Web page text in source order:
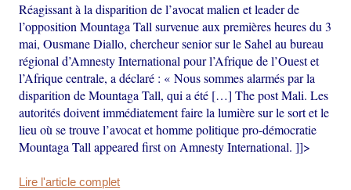
Réagissant à la disparition de l’avocat malien et leader de
l’opposition Mountaga Tall survenue aux premières heures du 3
mai, Ousmane Diallo, chercheur senior sur le Sahel au bureau
régional d’Amnesty International pour l’Afrique de l’Ouest et
l’Afrique centrale, a déclaré : « Nous sommes alarmés par la
disparition de Mountaga Tall, qui a été […] The post Mali. Les
autorités doivent immédiatement faire la lumière sur le sort et le
lieu où se trouve l’avocat et homme politique pro-démocratie
Mountaga Tall appeared first on Amnesty International. ]]>
Lire l'article complet